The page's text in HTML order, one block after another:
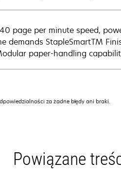
page per minute speed,
demands StapleSmartTM
paper-handling
za żadne błędy ani braki.
Powiązane